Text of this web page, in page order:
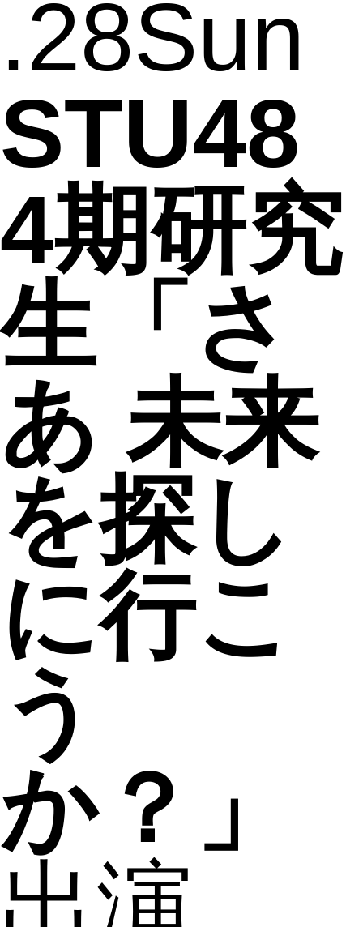
.28Sun
STU48
4期研究
生「さ
あ 未来
を探し
に行こ
う
か？」
出演